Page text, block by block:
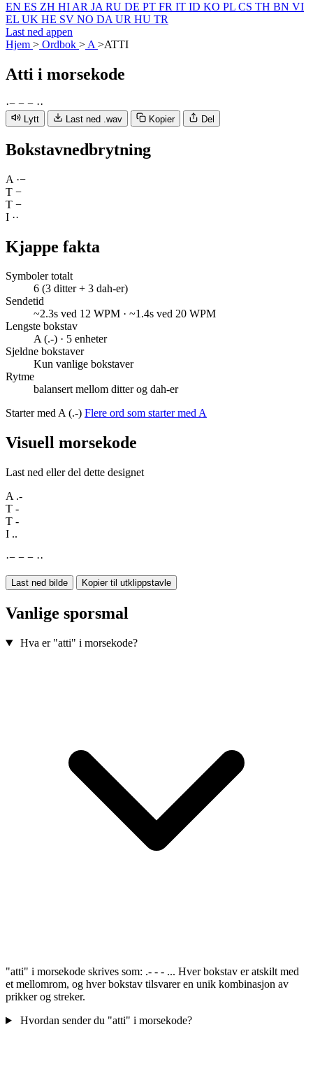
EN ES ZH HI AR JA RU DE PT FR IT ID KO PL CS TH BN VI
EL UK HE SV NO DA UR HU TR
Last ned appen
Hjem > Ordbok > A >ATTI
Atti i morsekode
·− − − ··
Lytt Last ned .wav Kopier Del
Bokstavnedbrytning
A ·−
T −
T −
I ··
Kjappe fakta
Symboler totalt
6 (3 ditter + 3 dah-er)
Sendetid
~2.3s ved 12 WPM · ~1.4s ved 20 WPM
Lengste bokstav
A (.-) · 5 enheter
Sjeldne bokstaver
Kun vanlige bokstaver
Rytme
balansert mellom ditter og dah-er
Starter med A (.-) Flere ord som starter med A
Visuell morsekode
Last ned eller del dette designet
A .-
T -
T -
I ..
·− − − ··
Last ned bilde Kopier til utklippstavle
Vanlige sporsmal
Hva er "atti" i morsekode?
"atti" i morsekode skrives som: .- - - ... Hver bokstav er atskilt med
et mellomrom, og hver bokstav tilsvarer en unik kombinasjon av
prikker og streker.
Hvordan sender du "atti" i morsekode?